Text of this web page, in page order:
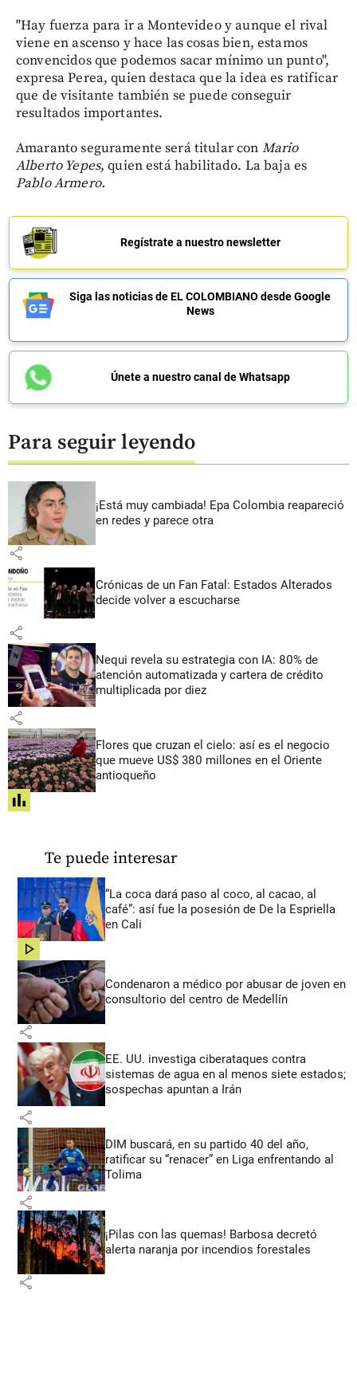
"Hay fuerza para ir a Montevideo y aunque el rival
viene en ascenso y hace las cosas bien, estamos
convencidos que podemos sacar mínimo un punto",
expresa Perea, quien destaca que la idea es ratificar
que de visitante también se puede conseguir
resultados importantes.
Amaranto seguramente será titular con Mario
Alberto Yepes, quien está habilitado. La baja es
Pablo Armero.
Regístrate a nuestro newsletter
Siga las noticias de EL COLOMBIANO desde Google
News
Únete a nuestro canal de Whatsapp
Para seguir leyendo
¡Está muy cambiada! Epa Colombia reapareció
en redes y parece otra
share
Crónicas de un Fan Fatal: Estados Alterados
decide volver a escucharse
share
Nequi revela su estrategia con IA: 80% de
atención automatizada y cartera de crédito
multiplicada por diez
share
Flores que cruzan el cielo: así es el negocio
que mueve US$ 380 millones en el Oriente
antioqueño
share
Te puede interesar
“La coca dará paso al coco, al cacao, al
café”: así fue la posesión de De la Espriella
en Cali
share
Condenaron a médico por abusar de joven en
consultorio del centro de Medellín
share
EE. UU. investiga ciberataques contra
sistemas de agua en al menos siete estados;
sospechas apuntan a Irán
share
DIM buscará, en su partido 40 del año,
ratificar su “renacer” en Liga enfrentando al
Tolima
share
¡Pilas con las quemas! Barbosa decretó
alerta naranja por incendios forestales
share